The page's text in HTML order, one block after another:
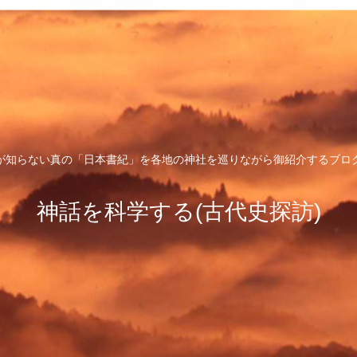
知らない真の「日本書紀」を各地の神社を巡りながら御紹介するブロ
神話を科学する(古代史探訪)